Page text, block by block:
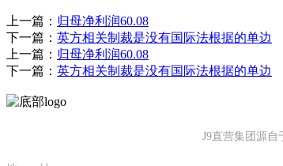
上一篇： 归母净利润60.08
下一篇： 英方相关制裁是没有国际法根据的单边
上一篇： 归母净利润60.08
下一篇： 英方相关制裁是没有国际法根据的单边
J9直营集团源自